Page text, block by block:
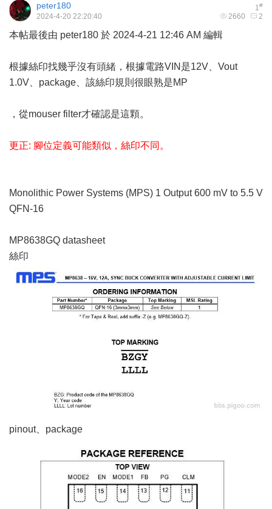
1#
peter180
2660 2
2024-4-20 22:20:40
本帖最後由 peter180 於 2024-4-21 12:46 AM 編輯
根據絲印找幾乎沒有頭緒，根據電路VIN是12V、Vout
1.0V、package、該絲印規則很眼熟是MP
，從mouser filter才確認是這顆。
更正: 腳位定義可能類似，絲印不同。
Monolithic Power Systems (MPS) 1 Output 600 mV to 5.5 V
QFN-16
MP8638GQ datasheet
絲印
pinout、package